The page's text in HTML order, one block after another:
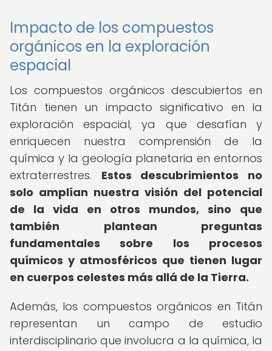
Impacto de los compuestos
orgánicos en la exploración
espacial
Los compuestos orgánicos descubiertos en
Titán tienen un impacto significativo en la
exploración espacial, ya que desafían y
enriquecen nuestra comprensión de la
química y la geología planetaria en entornos
extraterrestres. Estos descubrimientos no
solo amplían nuestra visión del potencial
de la vida en otros mundos, sino que
también plantean preguntas
fundamentales sobre los procesos
químicos y atmosféricos que tienen lugar
en cuerpos celestes más allá de la Tierra.
Además, los compuestos orgánicos en Titán
representan un campo de estudio
interdisciplinario que involucra a la química, la